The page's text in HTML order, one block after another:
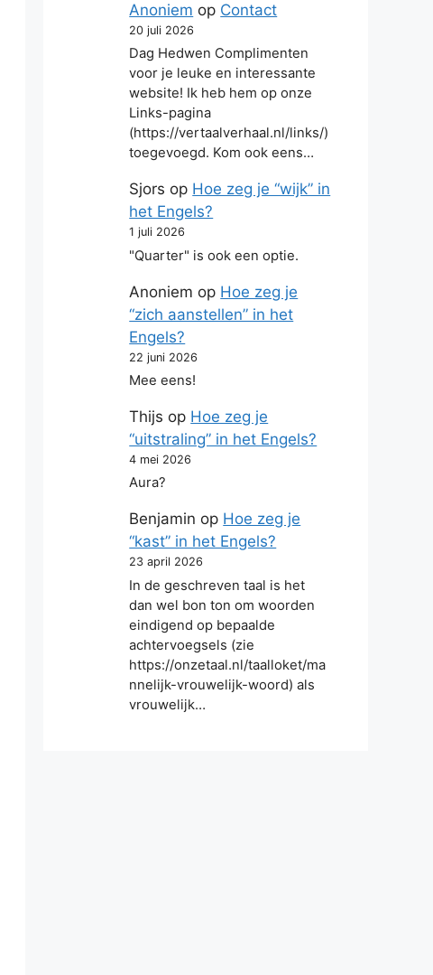
Anoniem op Contact
20 juli 2026
Dag Hedwen Complimenten
voor je leuke en interessante
website! Ik heb hem op onze
Links-pagina
(https://vertaalverhaal.nl/links/)
toegevoegd. Kom ook eens…
Sjors op Hoe zeg je “wijk” in
het Engels?
1 juli 2026
"Quarter" is ook een optie.
Anoniem op Hoe zeg je
“zich aanstellen” in het
Engels?
22 juni 2026
Mee eens!
Thijs op Hoe zeg je
“uitstraling” in het Engels?
4 mei 2026
Aura?
Benjamin op Hoe zeg je
“kast” in het Engels?
23 april 2026
In de geschreven taal is het
dan wel bon ton om woorden
eindigend op bepaalde
achtervoegsels (zie
https://onzetaal.nl/taalloket/ma
nnelijk-vrouwelijk-woord) als
vrouwelijk…